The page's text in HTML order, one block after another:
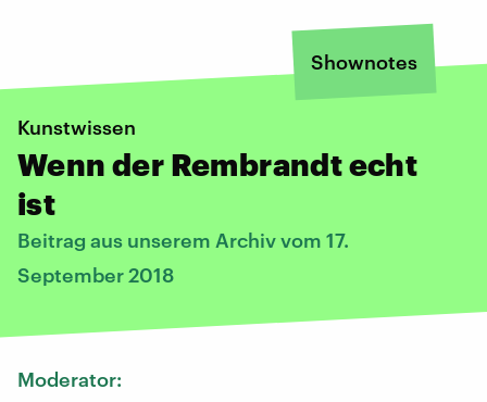
Shownotes
Kunstwissen
Wenn der Rembrandt echt
ist
Beitrag aus unserem Archiv vom 17.
September 2018
Moderator: